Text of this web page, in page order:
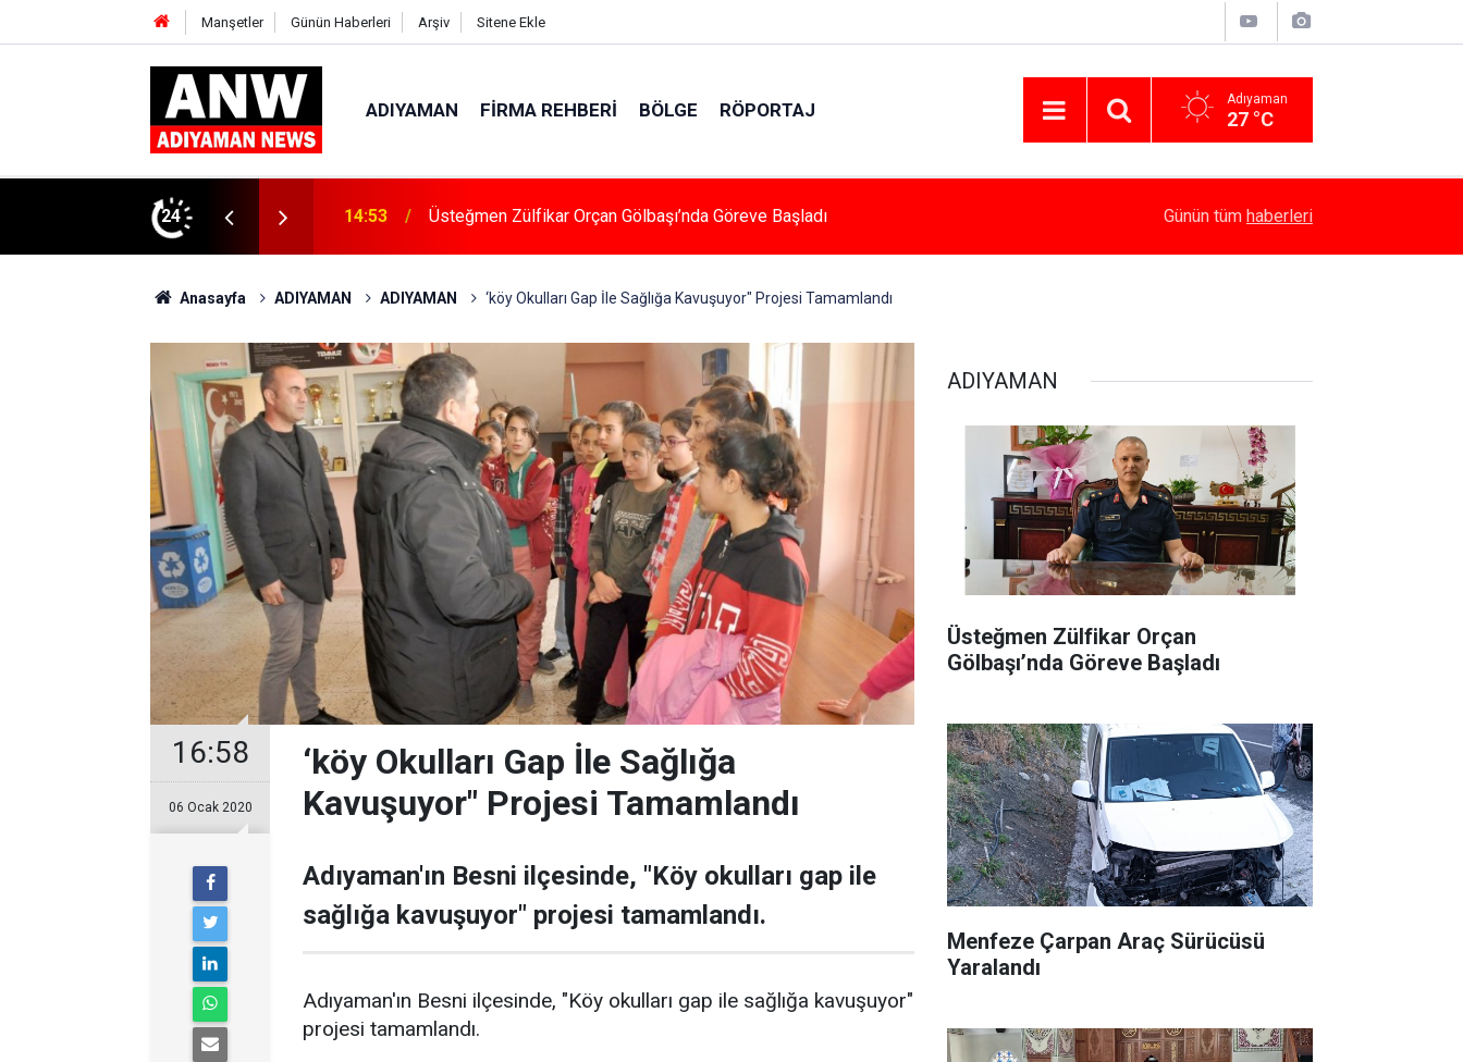
Manşetler Günün Haberleri Arşiv Sitene Ekle
ADIYAMAN FIRMA REHBERI BÖLGE RÖPORTAJ Adıyaman
27 °C
24
Göreve Başladı 14:48 Menfeze Çarpan Araç Sürücüsü Yaralandı Yaz Kur’an Kursları’nda Bağımlılığın Zararları
Günün tüm haberleri
Anasayfa ADIYAMAN ADIYAMAN ‘köy Okulları Gap İle Sağlığa Kavuşuyor" Projesi Tamamlandı
16:58
06 Ocak 2020
‘köy Okulları Gap İle Sağlığa
Kavuşuyor" Projesi Tamamlandı
Adıyaman'ın Besni ilçesinde, "Köy okulları gap ile
sağlığa kavuşuyor" projesi tamamlandı.
Adıyaman'ın Besni ilçesinde, "Köy okulları gap ile sağlığa kavuşuyor"
projesi tamamlandı.
ADIYAMAN
Üsteğmen Zülfikar Orçan
Gölbaşı’nda Göreve Başladı
Menfeze Çarpan Araç Sürücüsü
Yaralandı